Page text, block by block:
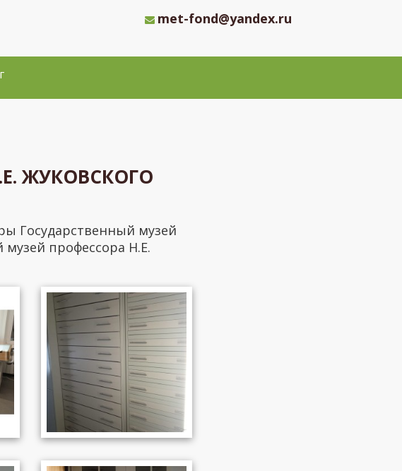
met-fond@yandex.ru
ЖУКОВСКОГО
Государственный музей
профессора Н.Е.